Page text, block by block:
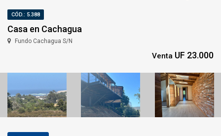
CÓD.: 5.388
Casa en Cachagua
Fundo Cachagua S/N
Venta UF 23.000